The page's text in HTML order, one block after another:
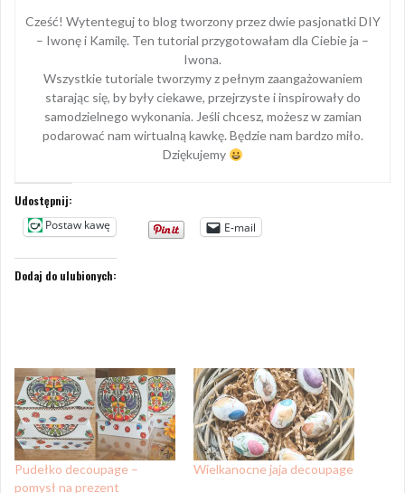
Cześć! Wytenteguj to blog tworzony przez dwie pasjonatki DIY
– Iwonę i Kamilę. Ten tutorial przygotowałam dla Ciebie ja –
Iwona.
Wszystkie tutoriale tworzymy z pełnym zaangażowaniem
starając się, by były ciekawe, przejrzyste i inspirowały do
samodzielnego wykonania. Jeśli chcesz, możesz w zamian
podarować nam wirtualną kawkę. Będzie nam bardzo miło.
Dziękujemy
Udostępnij:
Postaw kawę
E-mail
Dodaj do ulubionych:
Pudełko decoupage –
pomysł na prezent
Wielkanocne jaja decoupage